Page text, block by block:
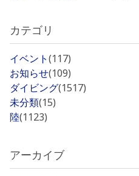
カテゴリ
イベント(117)
お知らせ(109)
ダイビング(1517)
未分類(15)
陸(1123)
アーカイブ